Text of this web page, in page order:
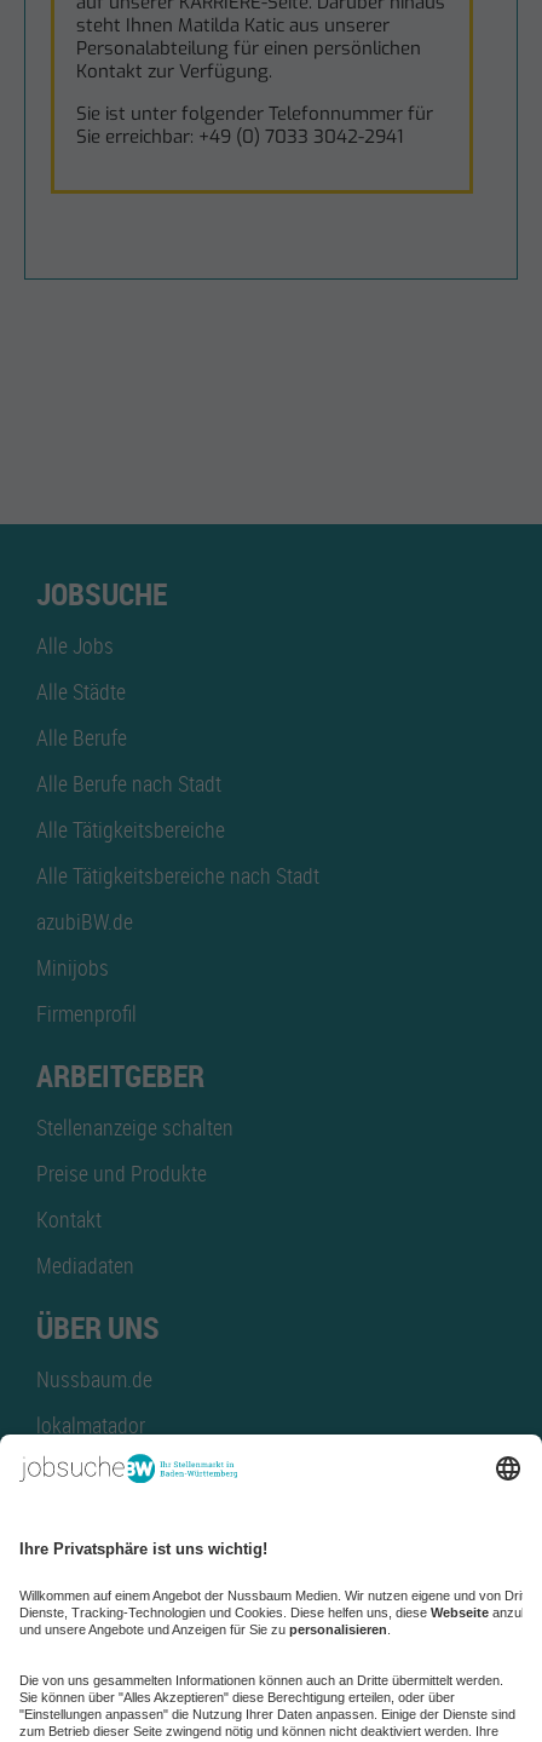
JOBSUCHE
Alle Jobs
Alle Städte
Alle Berufe
Alle Berufe nach Stadt
Alle Tätigkeitsbereiche
Alle Tätigkeitsbereiche nach Stadt
azubiBW.de
Minijobs
Firmenprofil
ARBEITGEBER
Stellenanzeige schalten
Preise und Produkte
Kontakt
Mediadaten
ÜBER UNS
Nussbaum.de
lokalmatador
kaufinBW
NussbaumID
Nussbaum Medien
de.jobble.org